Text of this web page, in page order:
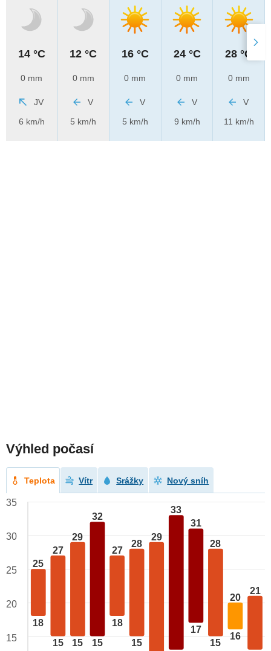
14 °C
0 mm
JV
6 km/h
12 °C
0 mm
V
5 km/h
16 °C
0 mm
V
5 km/h
24 °C
0 mm
V
9 km/h
28 °C
0 mm
V
11 km/h
Výhled počasí
Teplota Vítr Srážky Nový sníh
25
18
27
15
29
15
32
15
27
18
28
15
29
33
31
17
28
15
20
16
21
35
30
25
20
15